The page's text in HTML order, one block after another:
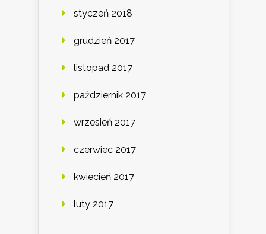
styczeń 2018
grudzień 2017
listopad 2017
październik 2017
wrzesień 2017
czerwiec 2017
kwiecień 2017
luty 2017